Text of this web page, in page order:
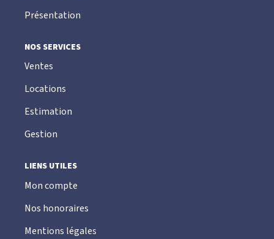
Présentation
NOS SERVICES
Ventes
Locations
Estimation
Gestion
LIENS UTILES
Mon compte
Nos honoraires
Mentions légales